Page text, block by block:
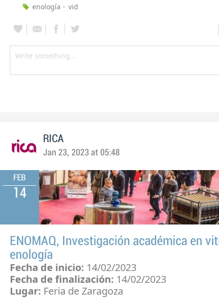
enología
vid
RICA
Jan 23, 2023 at 05:48
FEB
14
ENOMAQ, Investigación académica en
enología
Fecha de inicio: 14/02/2023
Fecha de finalización: 14/02/2023
Lugar: Feria de Zaragoza